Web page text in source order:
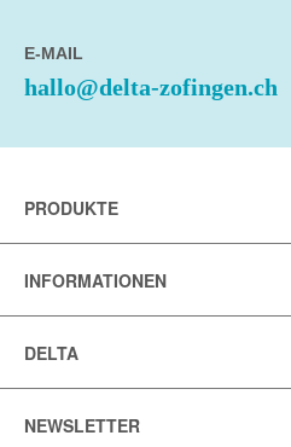
E-MAIL
hallo@delta-zofingen.ch
PRODUKTE
INFORMATIONEN
DELTA
NEWSLETTER